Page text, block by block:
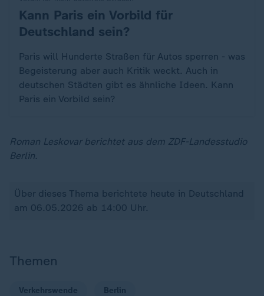
:Kann Paris ein Vorbild für
Deutschland sein?
Paris will Hunderte Straßen für Autos sperren - was
Begeisterung aber auch Kritik weckt. Auch in
deutschen Städten gibt es ähnliche Ideen. Kann
Paris ein Vorbild sein?
Roman Leskovar berichtet aus dem ZDF-Landesstudio
Berlin.
Über dieses Thema berichtete heute in Deutschland
am 06.05.2026 ab 14:00 Uhr.
Themen
Verkehrswende Berlin